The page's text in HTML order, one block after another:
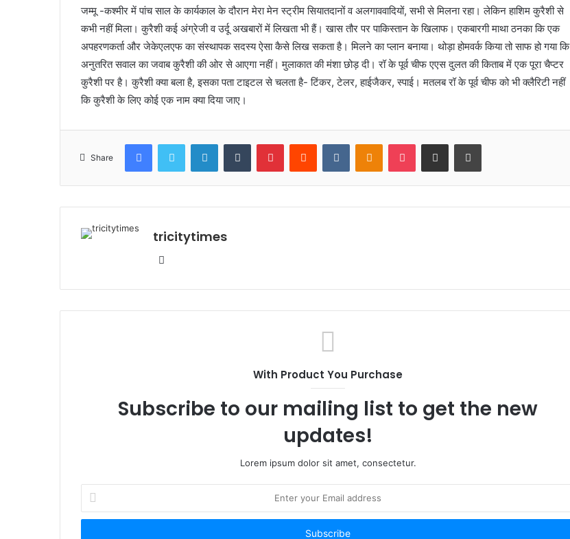
जम्मू -कश्मीर में पांच साल के कार्यकाल के दौरान मेरा मेन स्ट्रीम सियातदानों व अलगाववादियों, सभी से मिलना रहा। लेकिन हाशिम कुरैशी से
कभी नहीं मिला। कुरैशी कई अंग्रेजी व उर्दू अखबारों में लिखता भी हैं। खास तौर पर पाकिस्तान के खिलाफ। एकबारगी माथा ठनका कि एक
अपहरणकर्ता और जेकेएलएफ का संस्थापक सदस्य ऐसा कैसे लिख सकता है। मिलने का प्लान बनाया। थोड़ा होमवर्क किया तो साफ हो गया कि
अनुतरित सवाल का जवाब कुरैशी की ओर से आएगा नहीं। मुलाकात की मंशा छोड़ दी। रॉ के पूर्व चीफ एएस दुलत की किताब में एक पूरा चैप्टर
कुरैशी पर है। कुरैशी क्या बला है, इसका पता टाइटल से चलता है- टिंकर, टेलर, हाईजैकर, स्पाई। मतलब रॉ के पूर्व चीफ को भी क्लैरिटी नहीं
कि कुरैशी के लिए कोई एक नाम क्या दिया जाए।
Share
FacebookTwitter LinkedInTumblr PinterestReddit VKontakteOdnoklassniki
Pocket Share via Email Print
tricitytimes
Website
With Product You Purchase
Subscribe to our mailing list to get the new
updates!
Lorem ipsum dolor sit amet, consectetur.
your
Email